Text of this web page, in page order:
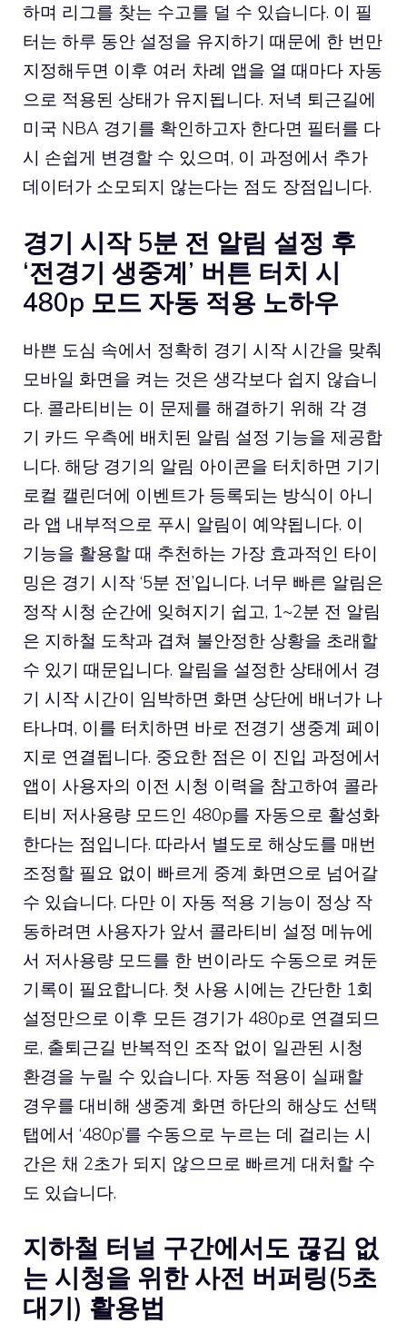
하며 리그를 찾는 수고를 덜 수 있습니다. 이 필
터는 하루 동안 설정을 유지하기 때문에 한 번만
지정해두면 이후 여러 차례 앱을 열 때마다 자동
으로 적용된 상태가 유지됩니다. 저녁 퇴근길에
미국 NBA 경기를 확인하고자 한다면 필터를 다
시 손쉽게 변경할 수 있으며, 이 과정에서 추가
데이터가 소모되지 않는다는 점도 장점입니다.
경기 시작 5분 전 알림 설정 후
‘전경기 생중계’ 버튼 터치 시
480p 모드 자동 적용 노하우
바쁜 도심 속에서 정확히 경기 시작 시간을 맞춰
모바일 화면을 켜는 것은 생각보다 쉽지 않습니
다. 콜라티비는 이 문제를 해결하기 위해 각 경
기 카드 우측에 배치된 알림 설정 기능을 제공합
니다. 해당 경기의 알림 아이콘을 터치하면 기기
로컬 캘린더에 이벤트가 등록되는 방식이 아니
라 앱 내부적으로 푸시 알림이 예약됩니다. 이
기능을 활용할 때 추천하는 가장 효과적인 타이
밍은 경기 시작 ‘5분 전’입니다. 너무 빠른 알림은
정작 시청 순간에 잊혀지기 쉽고, 1~2분 전 알림
은 지하철 도착과 겹쳐 불안정한 상황을 초래할
수 있기 때문입니다. 알림을 설정한 상태에서 경
기 시작 시간이 임박하면 화면 상단에 배너가 나
타나며, 이를 터치하면 바로 전경기 생중계 페이
지로 연결됩니다. 중요한 점은 이 진입 과정에서
앱이 사용자의 이전 시청 이력을 참고하여 콜라
티비 저사용량 모드인 480p를 자동으로 활성화
한다는 점입니다. 따라서 별도로 해상도를 매번
조정할 필요 없이 빠르게 중계 화면으로 넘어갈
수 있습니다. 다만 이 자동 적용 기능이 정상 작
동하려면 사용자가 앞서 콜라티비 설정 메뉴에
서 저사용량 모드를 한 번이라도 수동으로 켜둔
기록이 필요합니다. 첫 사용 시에는 간단한 1회
설정만으로 이후 모든 경기가 480p로 연결되므
로, 출퇴근길 반복적인 조작 없이 일관된 시청
환경을 누릴 수 있습니다. 자동 적용이 실패할
경우를 대비해 생중계 화면 하단의 해상도 선택
탭에서 ‘480p’를 수동으로 누르는 데 걸리는 시
간은 채 2초가 되지 않으므로 빠르게 대처할 수
도 있습니다.
지하철 터널 구간에서도 끊김 없
는 시청을 위한 사전 버퍼링(5초
대기) 활용법